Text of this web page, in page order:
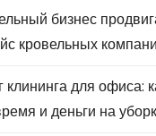
бизнес
кровельных
клининга для офиса:
и деньги на